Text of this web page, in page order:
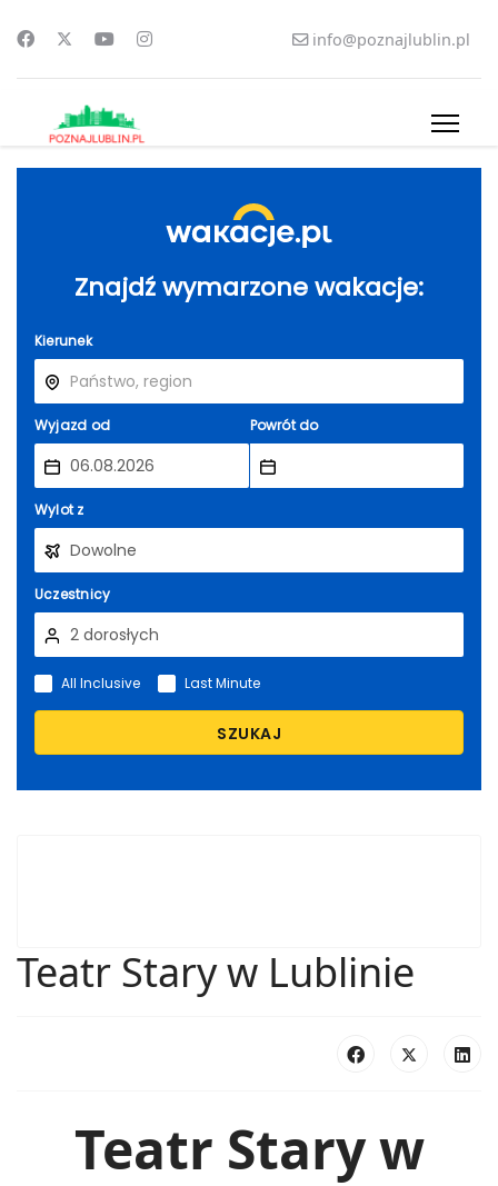
info@poznajlublin.pl
Znajdź wymarzone wakacje:
Kierunek
Wyjazd od Powrót do
Wylot z
Uczestnicy
SZUKAJ
All Inclusive Last Minute
Teatr Stary w Lublinie
Teatr Stary w